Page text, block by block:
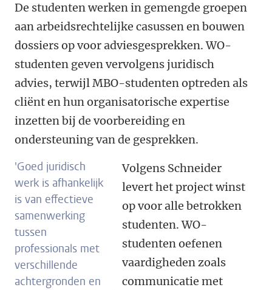
De studenten werken in gemengde groepen
aan arbeidsrechtelijke casussen en bouwen
dossiers op voor adviesgesprekken. WO-
studenten geven vervolgens juridisch
advies, terwijl MBO-studenten optreden als
cliënt en hun organisatorische expertise
inzetten bij de voorbereiding en
ondersteuning van de gesprekken.
'Goed juridisch
werk is afhankelijk
is van effectieve
samenwerking
tussen
professionals met
verschillende
achtergronden en
Volgens Schneider
levert het project winst
op voor alle betrokken
studenten. WO-
studenten oefenen
vaardigheden zoals
communicatie met